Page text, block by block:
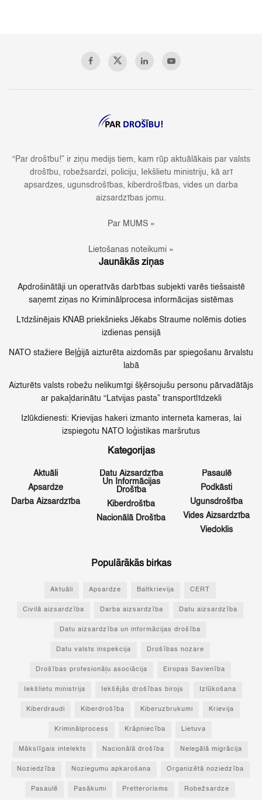
“Par drošību!” ir ziņu medijs tiem, kam rūp aktuālākais par valsts
drošību, robežsardzi, policiju, Iekšlietu ministriju, kā arī
apsardzes, ugunsdrošības, kiberdrošības, vides un darba
aizsardzības jomu.
Par MUMS »
Lietošanas noteikumi »
Jaunākās ziņas
Apdrošinātāji un operatīvās darbības subjekti varēs tiešsaistē
saņemt ziņas no Kriminālprocesa informācijas sistēmas
Līdzšinējais KNAB priekšnieks Jēkabs Straume nolēmis doties
izdienas pensijā
NATO stažiere Beļģijā aizturēta aizdomās par spiegošanu ārvalstu
labā
Aizturēts valsts robežu nelikumīgi šķērsojušu personu pārvadātājs
ar pakaļdarinātu “Latvijas pasta” transportlīdzekli
Izlūkdienesti: Krievijas hakeri izmanto interneta kameras, lai
izspiegotu NATO loģistikas maršrutus
Kategorijas
Aktuāli
Apsardze
Darba Aizsardzība
Datu Aizsardzība
Un Informācijas
Drošība
Kiberdrošība
Nacionālā Drošība
Pasaulē
Podkāsti
Ugunsdrošība
Vides Aizsardzība
Viedoklis
Populārākās birkas
Aktuāli Apsardze Baltkrievija CERT
Civilā aizsardzība Darba aizsardzība Datu aizsardzība
Datu aizsardzība un informācijas drošība
Datu valsts inspekcija Drošības nozare
Drošības profesionāļu asociācija Eiropas Savienība
Iekšlietu ministrija Iekšējās drošības birojs Izlūkošana
Kiberdraudi Kiberdrošība Kiberuzbrukumi Krievija
Kriminālprocess Krāpniecība Lietuva
Mākslīgais intelekts Nacionālā drošība Nelegālā migrācija
Noziedzība Noziegumu apkarošana Organizētā noziedzība
Pasaulē Pasākumi Pretterorisms Robežsardze